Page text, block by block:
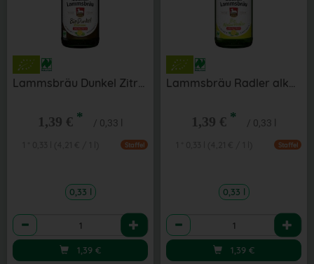
Lammsbräu Dunkel Zitrone alkoholfrei 0,33 l
1,39 € * / 0,33 l
Staffel
0,33 l
Anzahl
1,39 €
Lammsbräu Radler alkoholfrei 0,33 l
1,39 € * / 0,33 l
Staffel
0,33 l
Anzahl
1,39 €